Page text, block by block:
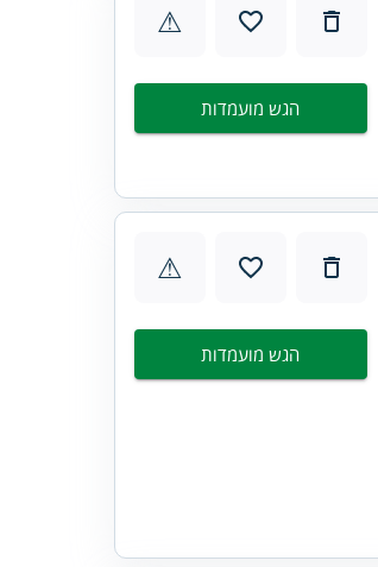
⚠
הגש מועמדות
⚠
הגש מועמדות